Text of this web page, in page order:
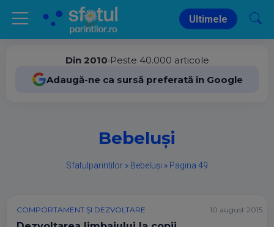
Ultimele
Din 2010•Peste 40.000 articole
Adaugă-ne ca sursă preferată în Google
Bebeluși
Sfatulparintilor » Bebeluși » Pagina 49
COMPORTAMENT ȘI DEZVOLTARE 10 august 2015